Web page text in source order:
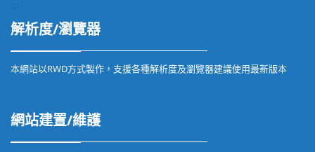
解析度/瀏覽器
本網站以RWD方式製作，支援各種解析度及瀏覽器建議使用最新版本
網站建置/維護